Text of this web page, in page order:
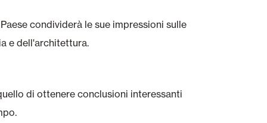
condividerà le sue impressioni sulle
e dell'architettura.
di ottenere conclusioni interessanti